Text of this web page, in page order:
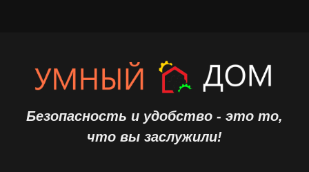
Безопасность и удобство - это то,
что вы заслужили!